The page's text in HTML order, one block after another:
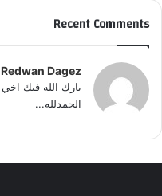
Recent Comments
Redwan Dagez
بارك الله فيك
الحمدلله...